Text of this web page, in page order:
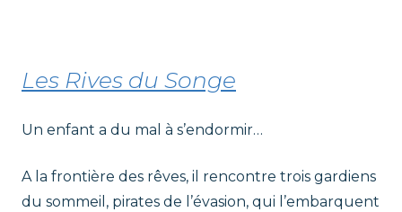
Les Rives du Songe
Un enfant a du mal à s’endormir…
A la frontière des rêves, il rencontre trois gardiens
du sommeil, pirates de l’évasion, qui l’embarquent